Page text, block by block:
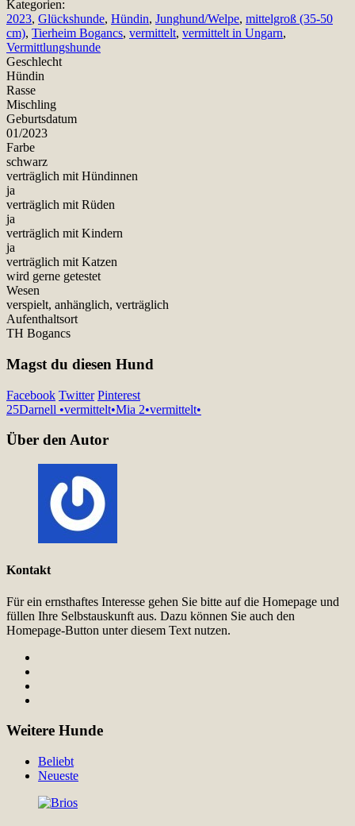
Kategorien:
2023, Glückshunde, Hündin, Junghund/Welpe, mittelgroß (35-50
cm), Tierheim Bogancs, vermittelt, vermittelt in Ungarn,
Vermittlungshunde
Geschlecht
Hündin
Rasse
Mischling
Geburtsdatum
01/2023
Farbe
schwarz
verträglich mit Hündinnen
ja
verträglich mit Rüden
ja
verträglich mit Kindern
ja
verträglich mit Katzen
wird gerne getestet
Wesen
verspielt, anhänglich, verträglich
Aufenthaltsort
TH Bogancs
Magst du diesen Hund
Facebook Twitter Pinterest
25Darnell •vermittelt•Mia 2•vermittelt•
Über den Autor
Kontakt
Für ein ernsthaftes Interesse gehen Sie bitte auf die Homepage und
füllen Ihre Selbstauskunft aus. Dazu können Sie auch den
Homepage-Button unter diesem Text nutzen.
Weitere Hunde
Beliebt
Neueste